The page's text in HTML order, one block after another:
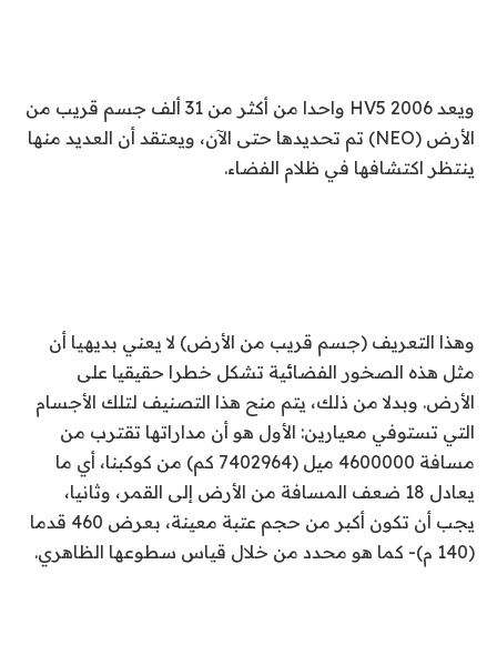
ويعد 2006 HV5 واحدا من أكثر من 31 ألف جسم قريب من
الأرض (NEO) تم تحديدها حتى الآن، ويعتقد أن العديد منها
ينتظر اكتشافها في ظلام الفضاء.
وهذا التعريف (جسم قريب من الأرض) لا يعني بديهيا أن
مثل هذه الصخور الفضائية تشكل خطرا حقيقيا على
الأرض. وبدلا من ذلك، يتم منح هذا التصنيف لتلك الأجسام
التي تستوفي معيارين: الأول هو أن مداراتها تقترب من
مسافة 4600000 ميل (7402964 كم) من كوكبنا، أي ما
يعادل 18 ضعف المسافة من الأرض إلى القمر، وثانيا،
يجب أن تكون أكبر من حجم عتبة معينة، بعرض 460 قدما
(140 م)- كما هو محدد من خلال قياس سطوعها الظاهري.